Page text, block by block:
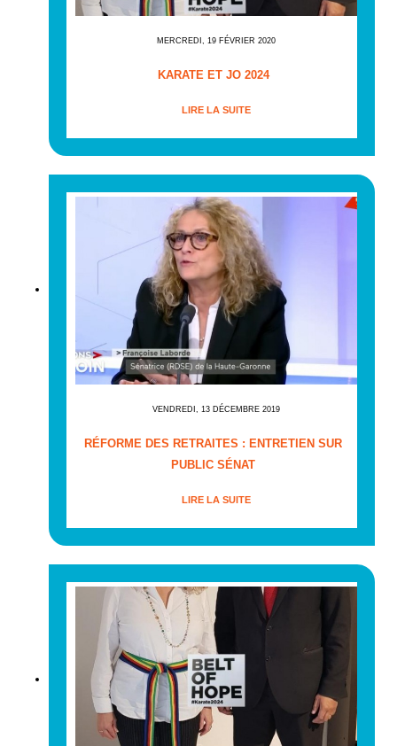
MERCREDI, 19 FÉVRIER 2020
KARATE ET JO 2024
LIRE LA SUITE
VENDREDI, 13 DÉCEMBRE 2019
RÉFORME DES RETRAITES : ENTRETIEN SUR
PUBLIC SÉNAT
LIRE LA SUITE